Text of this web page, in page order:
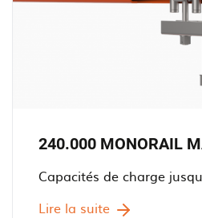
240.000 MONORAIL
Capacités de charge
Lire la suite